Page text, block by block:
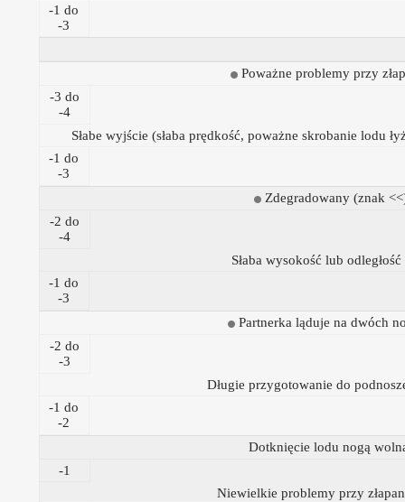
-1 do
-3
Poważne problemy przy
-3 do
-4
Słabe wyjście (słaba prędkość, poważne skrobanie lodu
-1 do
-3
Zdegradowany (znak
-2 do
-4
Słaba wysokość lub odległość
-1 do
-3
Partnerka ląduje na dwóch
-2 do
-3
Długie przygotowanie do
-1 do
-2
Dotknięcie lodu nogą
-1
Niewielkie problemy przy